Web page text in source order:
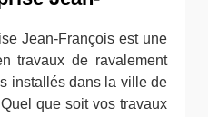
Jean-François est une
travaux de ravalement
installés dans la ville de
que soit vos travaux